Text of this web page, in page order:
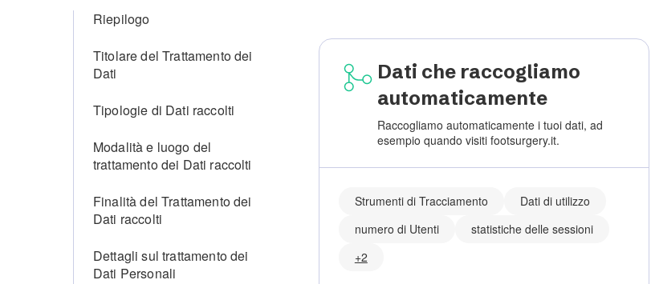
Riepilogo
Titolare del Trattamento dei
Dati
Tipologie di Dati raccolti
Modalità e luogo del
trattamento dei Dati raccolti
Finalità del Trattamento dei
Dati raccolti
Dettagli sul trattamento dei
Dati Personali
Dati che raccogliamo
automaticamente
Raccogliamo automaticamente i tuoi dati, ad
esempio quando visiti footsurgery.it.
Strumenti di Tracciamento
Dati di utilizzo
numero di Utenti
statistiche delle sessioni
+2